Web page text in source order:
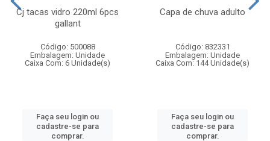
Cj tacas vidro 220ml 6pcs
gallant
Código: 500088
Embalagem: Unidade
Caixa Com: 6 Unidade(s)
Faça seu login ou
cadastre-se para
comprar.
Capa de chuva adulto
Código: 832331
Embalagem: Unidade
Caixa Com: 144 Unidade(s)
Faça seu login ou
cadastre-se para
comprar.